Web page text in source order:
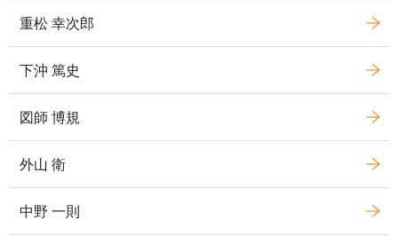
重松 幸次郎
下沖 篤史
図師 博規
外山 衛
中野 一則